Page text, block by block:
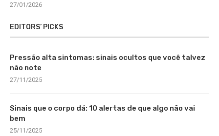
27/01/2026
EDITORS’ PICKS
Pressão alta sintomas: sinais ocultos que você talvez
não note
27/11/2025
Sinais que o corpo dá: 10 alertas de que algo não vai
bem
25/11/2025